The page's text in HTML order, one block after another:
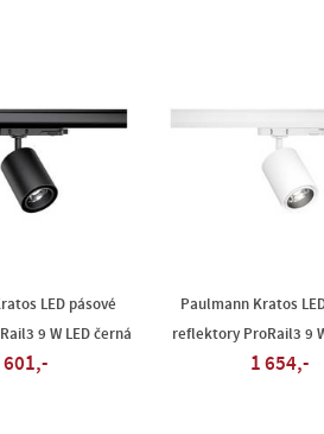
LED pásové
9 W LED černá
601,-
Paulmann Kratos
reflektory ProRail3 9
1 654,-